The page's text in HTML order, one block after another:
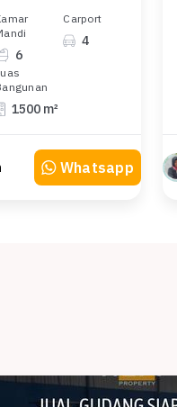
6
Carport
4
1500 m²
Whatsapp